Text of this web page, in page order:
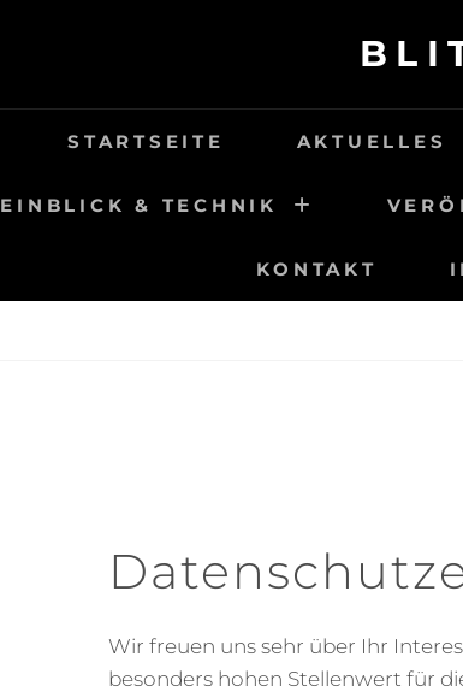
STARTSEITE AKTUELLES
EINBLICK & TECHNIK
KONTAKT
Wir freuen uns sehr über Ihr
besonders hohen Stellenwert für